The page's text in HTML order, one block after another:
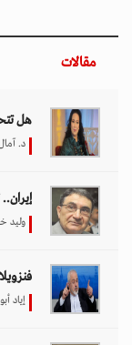
مقالات
هل
د.
وليد
إياد